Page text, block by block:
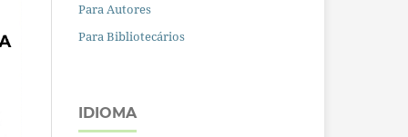
Para Autores
Para Bibliotecários
IDIOMA